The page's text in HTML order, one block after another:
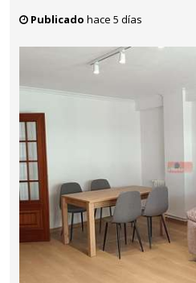
Publicado hace 5 días